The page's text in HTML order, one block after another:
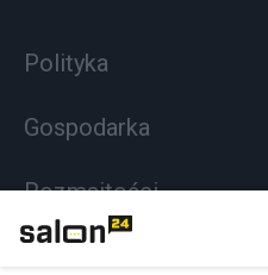
Polityka
Gospodarka
Rozmaitości